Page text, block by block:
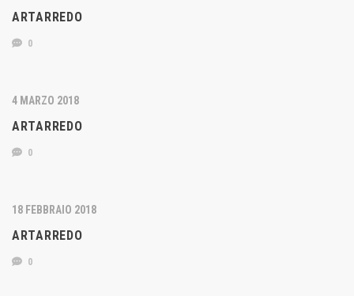
ARTARREDO
0
4 MARZO 2018
ARTARREDO
0
18 FEBBRAIO 2018
ARTARREDO
0